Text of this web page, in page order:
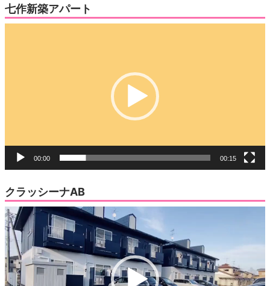
七作新築アパート
00:00 00:15
クラッシーナAB
動
画
プ
レ
ー